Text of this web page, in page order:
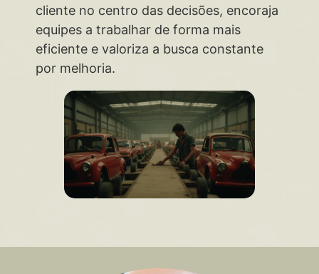
cliente no centro das decisões, encoraja
equipes a trabalhar de forma mais
eficiente e valoriza a busca constante
por melhoria.